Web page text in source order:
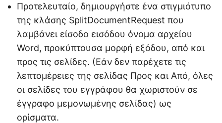
Προτελευταίο, δημιουργήστε ένα στιγμιότυπο
της κλάσης SplitDocumentRequest που
λαμβάνει είσοδο εισόδου όνομα αρχείου
Word, προκύπτουσα μορφή εξόδου, από και
προς τις σελίδες. (Εάν δεν παρέχετε τις
λεπτομέρειες της σελίδας Προς και Από, όλες
οι σελίδες του εγγράφου θα χωριστούν σε
έγγραφο μεμονωμένης σελίδας) ως
ορίσματα.